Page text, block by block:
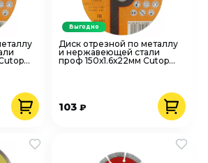
Диск отрезной по металлу
и нержавеющей стали
проф 150х1.6х22мм Cutop
103₽
Выгодно